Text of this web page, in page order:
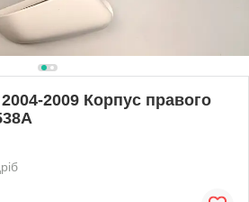
2009 Корпус правого